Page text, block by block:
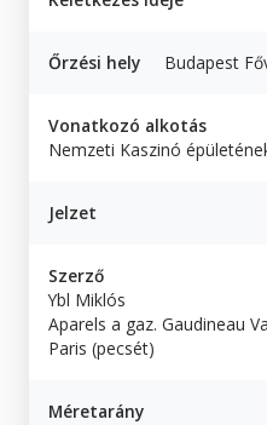
Őrzési hely Budapest
Vonatkozó alkotás
Nemzeti Kaszinó
Jelzet
Szerző
Ybl Miklós
Aparels a gaz. Gaudineau
Paris (pecsét)
Méretarány